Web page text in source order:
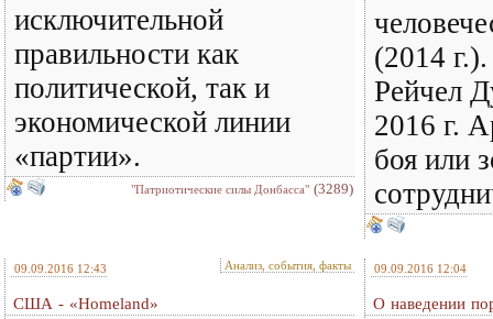
исключительной
правильности как
политической, так и
экономической линии
«партии».
"Патриотические силы Донбасса" (3289)
(2014
Рейчел
2016 г.
боя или
09.09.2016 12:43 Анализ, события, факты
США - «Homeland»
09.09.2016 12:04
О наведении